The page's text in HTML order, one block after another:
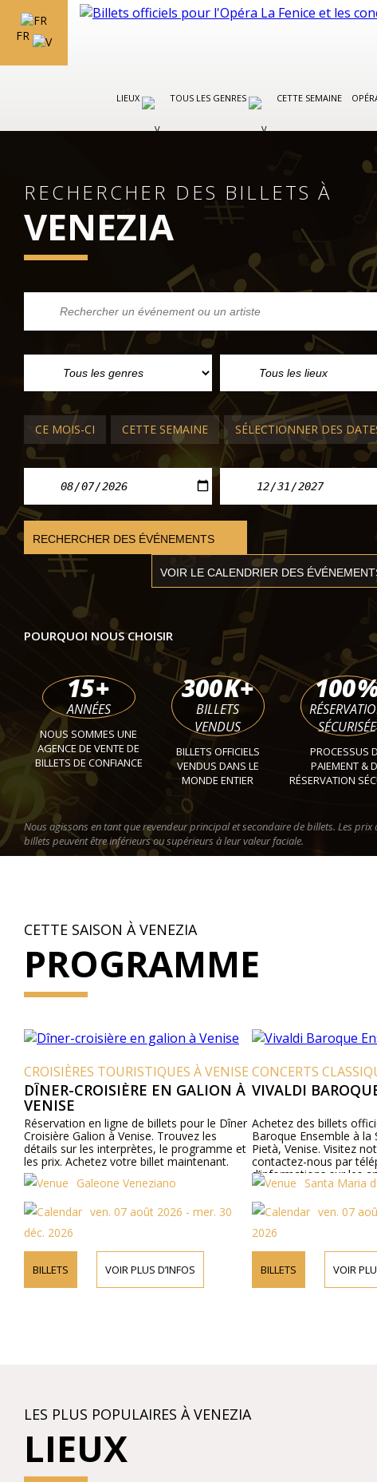
FR
LIEUX TOUS LES GENRES CETTE SEMAINE
RECHERCHER DES BILLETS À
VENEZIA
CE MOIS-CI CETTE SEMAINE SÉLECTIONNER DES
POURQUOI NOUS CHOISIR
15+
ANNÉES
NOUS SOMMES UNE
AGENCE DE VENTE DE
BILLETS DE CONFIANCE
300K+
BILLETS
VENDUS
BILLETS OFFICIELS
VENDUS DANS LE
MONDE ENTIER
100
SÉCURISÉE
PROCESSUS
PAIEMENT &
RÉSERVATION
Nous agissons en tant que revendeur principal et secondaire de billets. Les prix
billets peuvent être inférieurs ou supérieurs à leur valeur faciale.
CARNAVAL DE VENISE 2027
Hôtel Monaco
ven. 05 févr. 2027 - lun. 08 févr. 2027
CETTE SAISON À VENEZIA
PROGRAMME
TOURISTIQUES À VENISE
EN GALION À
en ligne de billets pour le Dîner
à Venise. Trouvez les
interprètes, le programme et
votre billet maintenant.
Veneziano
ven. 07 août 2026 - mer. 30
VOIR PLUS D’INFOS
CONCERTS CLASSIQUES À VENISE
VIVALDI BAROQUE
Achetez des billets officiels pour le
Baroque Ensemble à la Santa Maria
Pietà, Venise. Visitez notre site web ou
contactez-nous par téléphone pour plus
d’informations sur les artistes, le
programme et les prix des billets.
Santa Maria della Pieta
ven. 07 août 2026 - lun.
BILLETS VOIR PLUS D’INFOS
LES PLUS POPULAIRES À VENEZIA
LIEUX